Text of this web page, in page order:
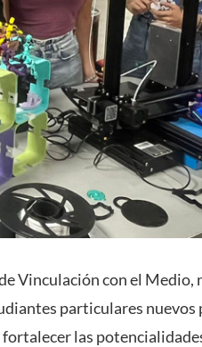
Vinculación con el Medio,
particulares nuevos
las